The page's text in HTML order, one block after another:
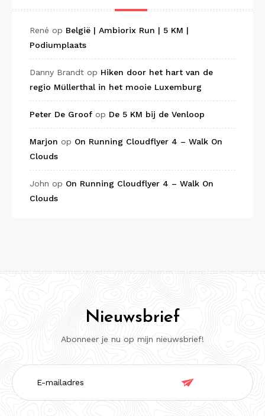
René op België | Ambiorix Run | 5 KM |
Podiumplaats
Danny Brandt op Hiken door het hart van de
regio Müllerthal in het mooie Luxemburg
Peter De Groof op De 5 KM bij de Venloop
Marjon op On Running Cloudflyer 4 – Walk On
Clouds
John op On Running Cloudflyer 4 – Walk On
Clouds
Nieuwsbrief
Abonneer je nu op mijn nieuwsbrief!
E-
mailadres
